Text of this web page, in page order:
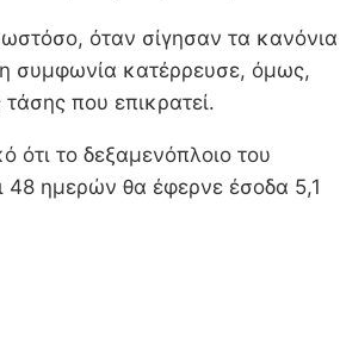
όταν σίγησαν τα κανόνια
η συμφωνία κατέρρευσε, όμως,
τάσης που επικρατεί.
ότι το δεξαμενόπλοιο τoυ
48 ημερών θα έφερνε έσοδα 5,1